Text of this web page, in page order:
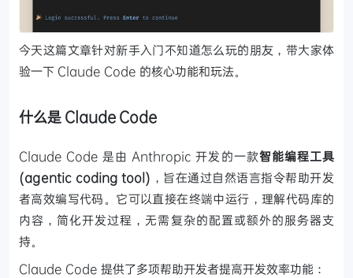
今天这篇文章针对新手入门不知道怎么玩的朋友，带大家体
验一下 Claude Code 的核心功能和玩法。
什么是 Claude Code
Claude Code 是由 Anthropic 开发的一款智能编程工具
(agentic coding tool) ，旨在通过自然语言指令帮助开发
者高效编写代码。它可以直接在终端中运行，理解代码库的
内容，简化开发过程，无需复杂的配置或额外的服务器支
持。
Claude Code 提供了多项帮助开发者提高开发效率功能：